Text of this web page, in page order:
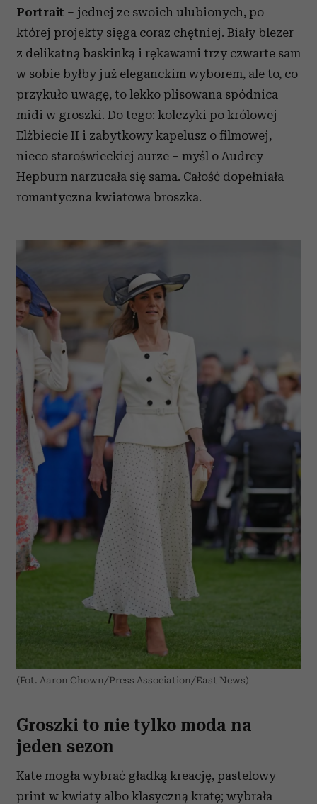
Portrait – jednej ze swoich ulubionych, po
której projekty sięga coraz chętniej. Biały blezer
z delikatną baskinką i rękawami trzy czwarte sam
w sobie byłby już eleganckim wyborem, ale to, co
przykuło uwagę, to lekko plisowana spódnica
midi w groszki. Do tego: kolczyki po królowej
Elżbiecie II i zabytkowy kapelusz o filmowej,
nieco staroświeckiej aurze – myśl o Audrey
Hepburn narzucała się sama. Całość dopełniała
romantyczna kwiatowa broszka.
(Fot. Aaron Chown/Press Association/East News)
Groszki to nie tylko moda na
jeden sezon
Kate mogła wybrać gładką kreację, pastelowy
print w kwiaty albo klasyczną kratę; wybrała